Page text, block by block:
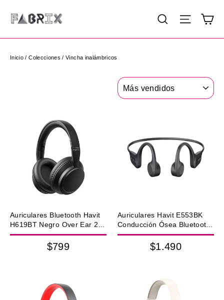
directamente
contenido
Buscar
Inicio / Colecciones / Vincha inalámbricos
Ordenar
Auriculares Bluetooth Havit
H619BT Negro Over Ear 20h
ENC USB-C
$799
Auriculares Havit E553BK
Conducción Ósea Bluetooth
IPX5
$1.490